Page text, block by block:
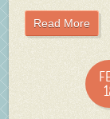
Read More